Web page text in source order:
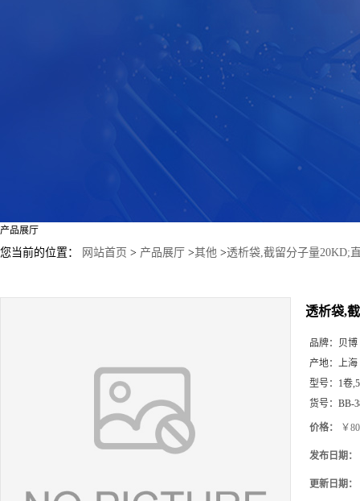
产品展厅
您当前的位置： 网站首页 > 产品展厅 >其他 >透析袋,截留分子量20KD;
透析袋,
品牌： 贝博
产地： 上海
型号： 1卷
货号： BB-
价格： ￥
发布日期：
更新日期：